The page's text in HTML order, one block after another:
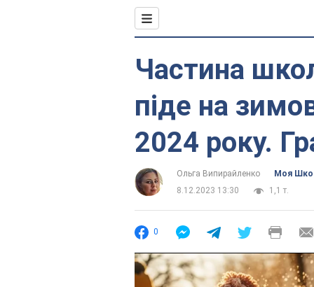
Частина
піде на
2024 року.
Ольга Випирайленко
Моя
8.12.2023 13:30
1,1 т.
0